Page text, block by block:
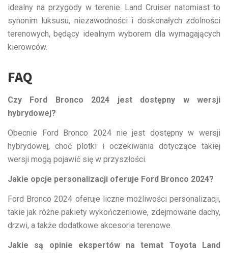
idealny na przygody w terenie. Land Cruiser natomiast to
synonim luksusu, niezawodności i doskonałych zdolności
terenowych, będący idealnym wyborem dla wymagających
kierowców.
FAQ
Czy Ford Bronco 2024 jest dostępny w wersji
hybrydowej?
Obecnie Ford Bronco 2024 nie jest dostępny w wersji
hybrydowej, choć plotki i oczekiwania dotyczące takiej
wersji mogą pojawić się w przyszłości.
Jakie opcje personalizacji oferuje Ford Bronco 2024?
Ford Bronco 2024 oferuje liczne możliwości personalizacji,
takie jak różne pakiety wykończeniowe, zdejmowane dachy,
drzwi, a także dodatkowe akcesoria terenowe.
Jakie są opinie ekspertów na temat Toyota Land